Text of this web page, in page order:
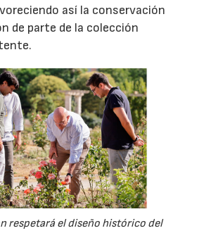
así la conservación
de parte de la colección
respetará el diseño histórico del